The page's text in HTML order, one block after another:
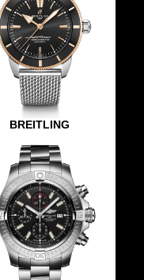
BREITLING